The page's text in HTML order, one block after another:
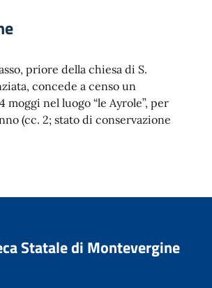
priore della chiesa di S.
concede a censo un
nel luogo “le Ayrole”, per
(cc. 2; stato di conservazione
Statale di Montevergine